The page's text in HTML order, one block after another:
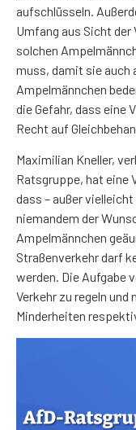
aufschlüsseln.
Umfang aus Sicht der
solchen
muss, damit sie auch
Ampelmännchen
die Gefahr, dass eine
Recht auf
Maximilian Kneller,
Ratsgruppe, hat eine
dass – außer
niemandem der
Ampelmännchen
Straßenverkehr darf
werden. Die Aufgabe
Verkehr zu regeln
Minderheiten